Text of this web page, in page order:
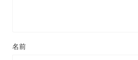
名前